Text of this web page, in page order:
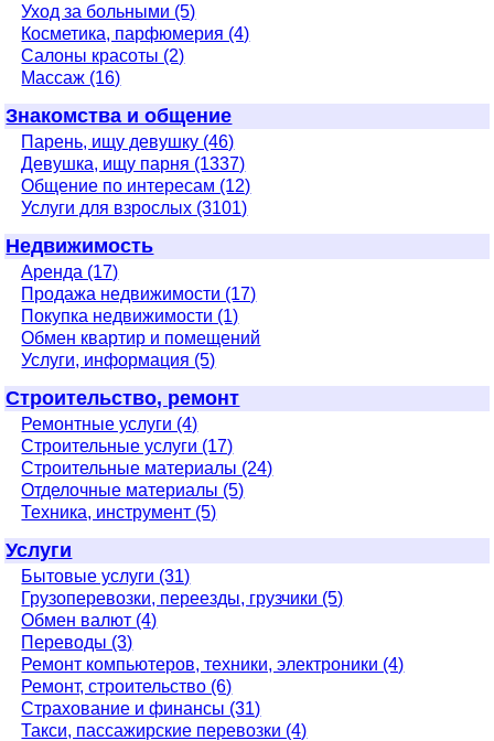
Уход за больными (5)
Косметика, парфюмерия (4)
Салоны красоты (2)
Массаж (16)
Знакомства и общение
Парень, ищу девушку (46)
Девушка, ищу парня (1337)
Общение по интересам (12)
Услуги для взрослых (3101)
Недвижимость
Аренда (17)
Продажа недвижимости (17)
Покупка недвижимости (1)
Обмен квартир и помещений
Услуги, информация (5)
Строительство, ремонт
Ремонтные услуги (4)
Строительные услуги (17)
Строительные материалы (24)
Отделочные материалы (5)
Техника, инструмент (5)
Услуги
Бытовые услуги (31)
Грузоперевозки, переезды, грузчики (5)
Обмен валют (4)
Переводы (3)
Ремонт компьютеров, техники, электроники (4)
Ремонт, строительство (6)
Страхование и финансы (31)
Такси, пассажирские перевозки (4)